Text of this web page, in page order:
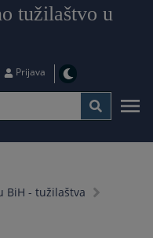
tužilaštvo u
Prijava
BiH - tužilaštva